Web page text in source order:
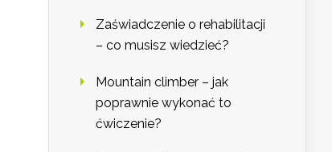
Zaświadczenie o rehabilitacji
– co musisz wiedzieć?
Mountain climber – jak
poprawnie wykonać to
ćwiczenie?